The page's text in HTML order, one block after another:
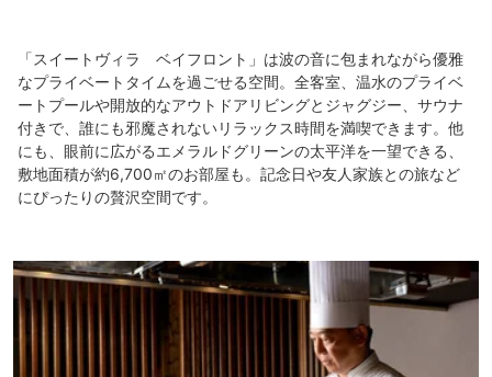
「スイートヴィラ ベイフロント」は波の音に包まれながら優雅
なプライベートタイムを過ごせる空間。全客室、温水のプライベ
ートプールや開放的なアウトドアリビングとジャグジー、サウナ
付きで、誰にも邪魔されないリラックス時間を満喫できます。他
にも、眼前に広がるエメラルドグリーンの太平洋を一望できる、
敷地面積が約6,700㎡のお部屋も。記念日や友人家族との旅など
にぴったりの贅沢空間です。